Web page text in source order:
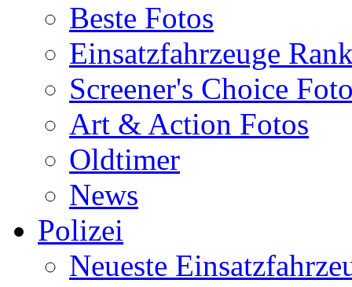
Beste Fotos
Einsatzfahrzeuge
Screener's Choice
Art & Action Fotos
Oldtimer
News
Polizei
Neueste